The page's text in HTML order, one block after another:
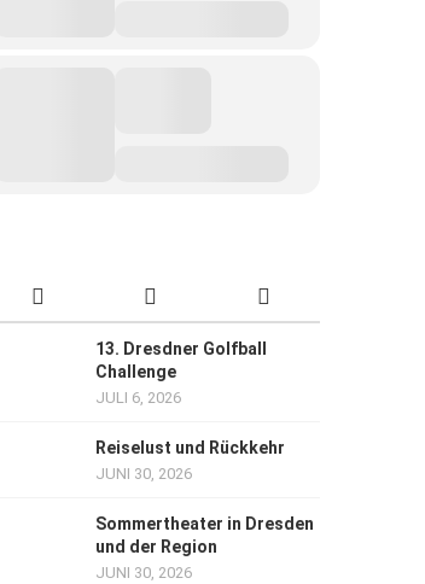
13. Dresdner Golfball
Challenge
JULI 6, 2026
Reiselust und Rückkehr
JUNI 30, 2026
Sommertheater in Dresden
und der Region
JUNI 30, 2026